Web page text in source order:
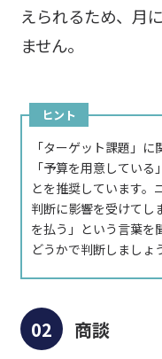
えられるため、月
ません。
ヒント
「ターゲット課題」
「予算を用意してい
とを推奨しています。
判断に影響を受けてし
を払う」という言葉を
どうかで判断しましょ
商談